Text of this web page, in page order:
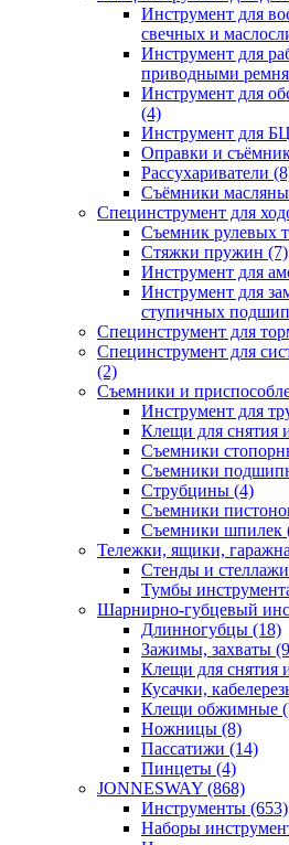
Инструмент для
свечных и
Инструмент для
приводными
Инструмент для
(4)
Инструмент для
Оправки и
Рассухариватели
Съёмники
Специнструмент для
Съемник рулевых
Стяжки пружин (7)
Инструмент для
Инструмент для
ступичных
Специнструмент для
Специнструмент для
(2)
Съемники и
Инструмент для
Клещи для снятия
Съемники
Съемники
Струбцины (4)
Съемники
Съемники шпилек
Тележки, ящики,
Cтенды и
Тумбы
Шарнирно-губцевый
Длинногубцы (18)
Зажимы, захваты
Клещи для снятия
Кусачки,
Клещи обжимные
Ножницы (8)
Пассатижи (14)
Пинцеты (4)
JONNESWAY (868)
Инструменты (653)
Наборы